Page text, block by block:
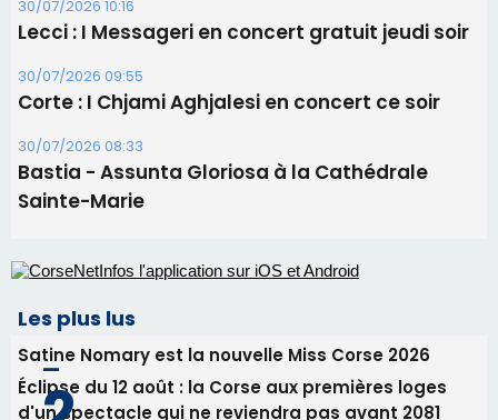
31/07/2026 08:24
Tennis - Début ce week-end du tournoi du
RCPV
31/07/2026 08:22
82ème anniversaire de la disparition du
Commandant Antoine de Saint Exupery
30/07/2026 10:16
30/07/2026 09:55
Corte : I Chjami Aghjalesi en concert ce soir
30/07/2026 08:33
Bastia - Assunta Gloriosa à la Cathédrale
Sainte-Marie